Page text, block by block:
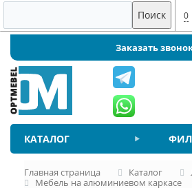
Поиск 0
Заказать
КАТАЛОГ
Главная страница Каталог
Мебель на алюминиевом каркасе